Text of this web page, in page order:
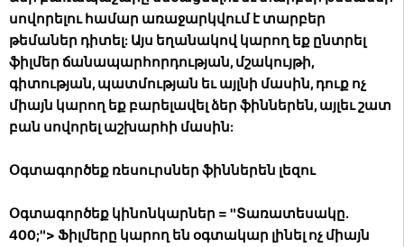
սովորելու համար առաջարկվում է տարբեր
թեմաներ դիտել: Այս եղանակով կարող եք ընտրել
ֆիլմեր ճանապարհորդության, մշակույթի,
գիտության, պատմության եւ այլնի մասին, դուք ոչ
միայն կարող եք բարելավել ձեր ֆիններեն, այլեւ շատ
բան սովորել աշխարհի մասին:
Օգտագործեք ռեսուրսներ ֆիններեն լեզու
Օգտագործեք կինոնկարներ = "Տառատեսակը.
400;"> Ֆիլմերը կարող են օգտակար լինել ոչ միայն